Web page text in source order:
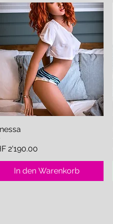
2'190.00
In den Warenkorb